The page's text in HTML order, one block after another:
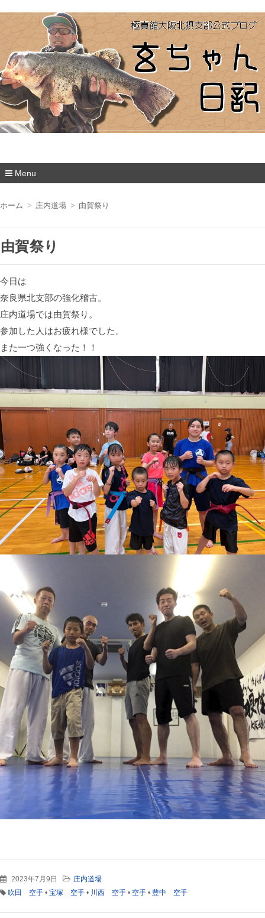
極真館大阪北摂支部
Menu
テ
へ
移
動
ホーム 庄内道場 由賀祭り
由賀祭り
今日は
奈良県北支部の強化稽古。
庄内道場では由賀祭り。
参加した人はお疲れ様でした。
また一つ強くなった！！
2023年7月9日
庄内道場
吹田 空手 • 宝塚 空手 • 川西 空手 • 空手 • 豊中 空手